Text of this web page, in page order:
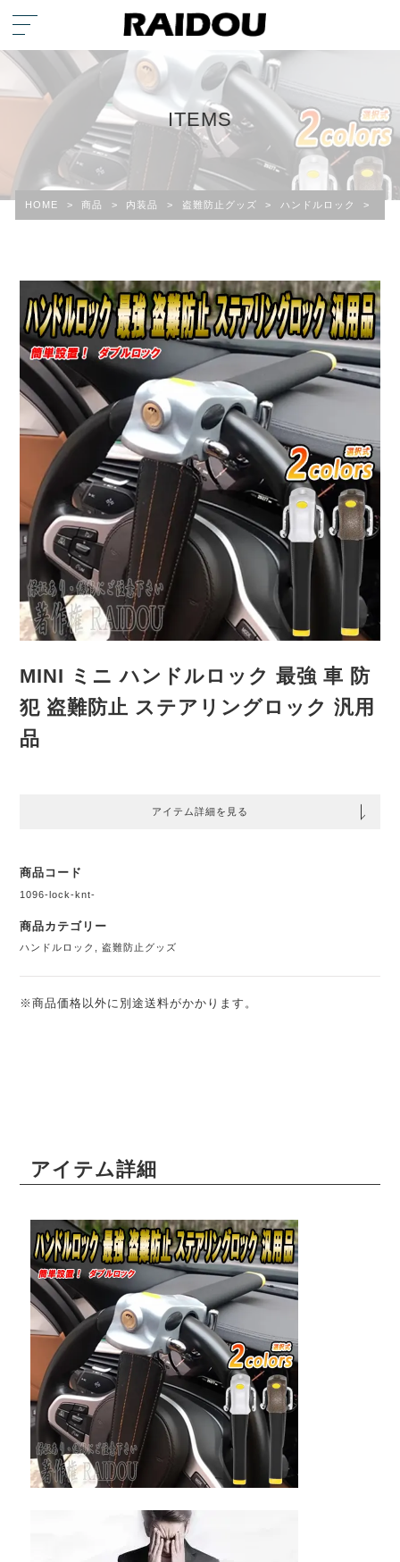
ITEMS
HOME > 商品 > 内装品 > 盗難防止グッズ > ハンドルロック >
MINI ミニ ハンドルロック 最強 車 防
犯 盗難防止 ステアリングロック 汎用
品
アイテム詳細を見る
商品コード
1096-lock-knt-
商品カテゴリー
ハンドルロック ,盗難防止グッズ
※商品価格以外に別途送料がかかります。
アイテム詳細